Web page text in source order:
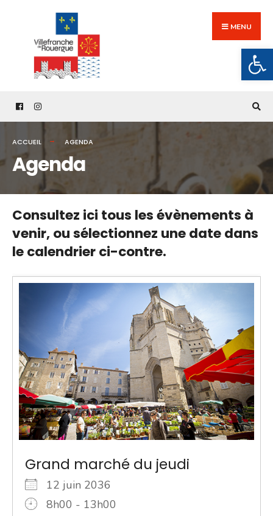
content
MENU
ACCUEIL AGENDA
Agenda
Consultez ici tous les évènements à
venir,ou sélectionnez une date dans
le calendrier ci-contre.
Grand marché du jeudi
12 juin 2036
8h00 - 13h00